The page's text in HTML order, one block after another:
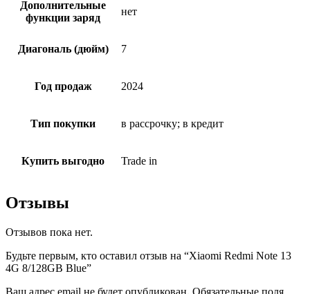
Дополнительные
функции заряд
нет
Диагональ (дюйм) 7
Год продаж 2024
Тип покупки в рассрочку; в кредит
Купить выгодно Trade in
Отзывы
Отзывов пока нет.
Будьте первым, кто оставил отзыв на “Xiaomi Redmi Note 13
4G 8/128GB Blue”